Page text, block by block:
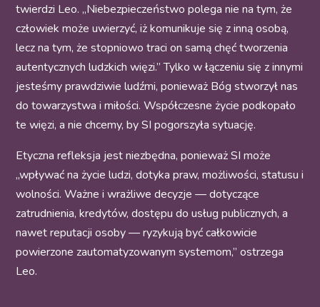
twierdzi Leo. „Niebezpieczeństwo polega nie na tym, że
człowiek może uwierzyć, iż komunikuje się z inną osobą,
lecz na tym, że stopniowo traci on samą chęć tworzenia
autentycznych ludzkich więzi.” Tylko w łączeniu się z innymi
jesteśmy prawdziwie ludźmi, ponieważ Bóg stworzył nas
do towarzystwa i miłości. Współczesne życie podkopało
te więzi, a nie chcemy, by SI pogorszyła sytuację.
Etyczna refleksja jest niezbędna, ponieważ SI może
„wpływać na życie ludzi, dotyka praw, możliwości, statusu i
wolności. Ważne i wrażliwe decyzje — dotyczące
zatrudnienia, kredytów, dostępu do usług publicznych, a
nawet reputacji osoby — ryzykują być całkowicie
powierzone zautomatyzowanym systemom,” ostrzega
Leo.